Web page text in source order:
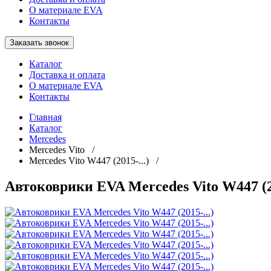
О материале EVA
Контакты
Заказать звонок
Каталог
Доставка и оплата
О материале EVA
Контакты
Главная
Каталог
Mercedes
Mercedes Vito /
Mercedes Vito W447 (2015-...) /
Автоковрики EVA Mercedes Vito W447